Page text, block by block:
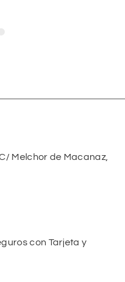
Melchor de Macanaz,
con Tarjeta y